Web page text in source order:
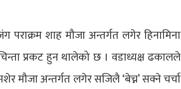
पराक्रम शाह मौजा अन्तर्गत लगेर हिनामिना
प्रकट हुन थालेको छ । वडाध्यक्ष ढकालले
मौजा अन्तर्गत लगेर सजिलै ‘बेच्न’ सक्ने चर्चा